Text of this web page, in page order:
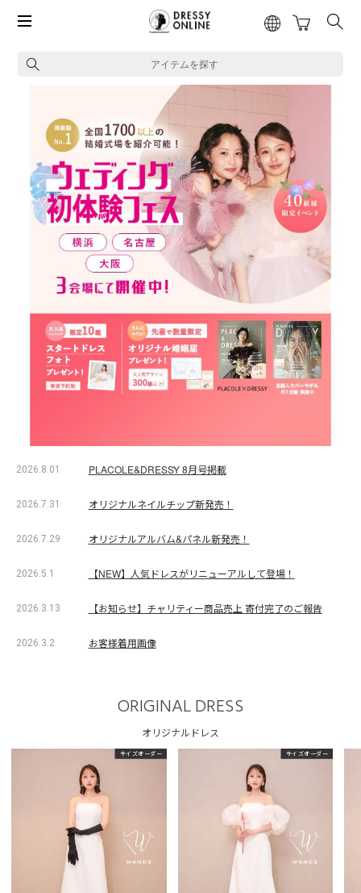
アイテムを探す
2026.8.01 PLACOLE&DRESSY 8月号掲載
2026.7.31 オリジナルネイルチップ新発売！
2026.7.29 オリジナルアルバム&パネル新発売！
2026.5.1 【NEW】人気ドレスがリニューアルして登場！
2026.3.13 【お知らせ】チャリティー商品売上 寄付完了のご報告
2026.3.2 お客様着用画像
ORIGINAL DRESS
オリジナルドレス
サイズオーダー サイズオーダー